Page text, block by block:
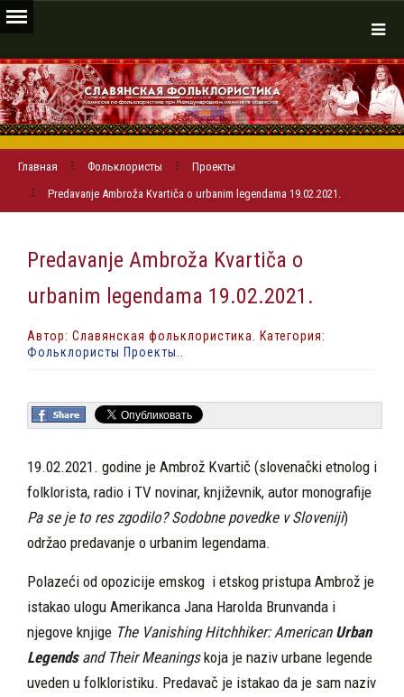
Главная Фольклористы
Проекты
Predavanje Ambroža Kvartiča o urbanim legendama 19.02.2021.
Predavanje Ambroža Kvartiča o
urbanim legendama 19.02.2021.
Автор: Славянская фольклористика. Категория:
Фольклористы Проекты
19.02.2021. godine je Ambrož Kvartič (slovenački etnolog i
folklorista, radio i TV novinar, književnik, autor monografije
Pa se je to res zgodilo? Sodobne povedke v Sloveniji)
održao predavanje o urbanim legendama.
Polazeći od opozicije emskog i etskog pristupa Ambrož je
istakao ulogu Amerikanca Jana Harolda Brunvanda i
njegove knjige The Vanishing Hitchhiker: American Urban
Legendsand Their Meaningskoja je naziv urbane legende
uveden u folkloristiku. Predavač je istakao da je sam naziv